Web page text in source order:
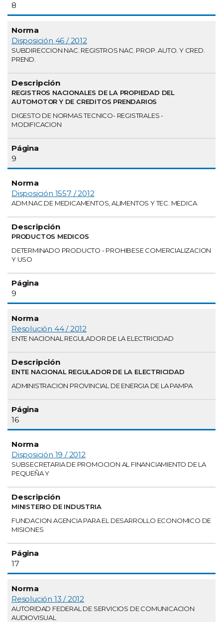
8
Disposición 46 / 2012
SUBDIRECCION NAC. REGISTROS NAC. PROP. AUTO. Y CRED.
PREND.
REGISTROS NACIONALES DE LA PROPIEDAD DEL
AUTOMOTOR Y DE CREDITOS PRENDARIOS
DIGESTO DE NORMAS TECNICO- REGISTRALES -
MODIFICACION
9
Disposición 1557 / 2012
ADM.NAC.DE MEDICAMENTOS, ALIMENTOS Y TEC. MEDICA
PRODUCTOS MEDICOS
DETERMINADO PRODUCTO - PROHIBESE COMERCIALIZACION
Y USO
9
Resolución 44 / 2012
ENTE NACIONAL REGULADOR DE LA ELECTRICIDAD
ENTE NACIONAL REGULADOR DE LA ELECTRICIDAD
ADMINISTRACION PROVINCIAL DE ENERGIA DE LA PAMPA
16
Disposición 19 / 2012
SUBSECRETARIA DE PROMOCION AL FINANCIAMIENTO DE LA
PEQUEÑA Y
MINISTERIO DE INDUSTRIA
FUNDACION AGENCIA PARA EL DESARROLLO ECONOMICO DE
MISIONES
17
Resolución 13 / 2012
AUTORIDAD FEDERAL DE SERVICIOS DE COMUNICACION
AUDIOVISUAL